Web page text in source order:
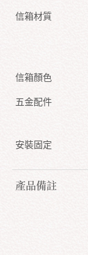
信箱材質
信箱顏色
五金配件
安裝固定
產品備註